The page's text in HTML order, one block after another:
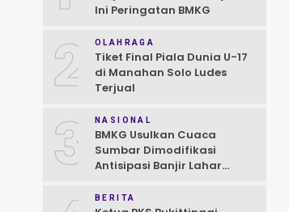
Ini Peringatan BMKG
2 OLAHRAGA
Tiket Final Piala Dunia U-17
di Manahan Solo Ludes
Terjual
3 NASIONAL
BMKG Usulkan Cuaca
Sumbar Dimodifikasi
Antisipasi Banjir Lahar
BERITA